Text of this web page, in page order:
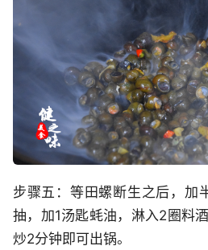
步骤五：等田螺断生之后，加
抽，加1汤匙蚝油，淋入2圈料
炒2分钟即可出锅。